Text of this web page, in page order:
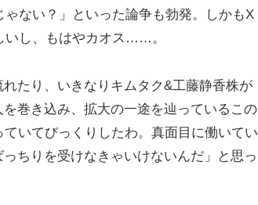
ない？」といった論争も勃発。しかもX
いし、もはやカオス……。
たり、いきなりキムタク&工藤静香株が
巻き込み、拡大の一途を辿っているこの
いてびっくりしたわ。真面目に働いてい
ちりを受けなきゃいけないんだ」と思っ